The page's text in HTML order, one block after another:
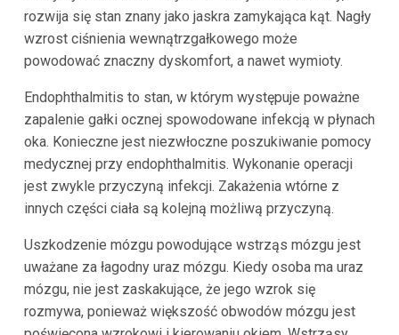
rozwija się stan znany jako jaskra zamykająca kąt. Nagły
wzrost ciśnienia wewnątrzgałkowego może
powodować znaczny dyskomfort, a nawet wymioty.
Endophthalmitis to stan, w którym występuje poważne
zapalenie gałki ocznej spowodowane infekcją w płynach
oka. Konieczne jest niezwłoczne poszukiwanie pomocy
medycznej przy endophthalmitis. Wykonanie operacji
jest zwykle przyczyną infekcji. Zakażenia wtórne z
innych części ciała są kolejną możliwą przyczyną.
Uszkodzenie mózgu powodujące wstrząs mózgu jest
uważane za łagodny uraz mózgu. Kiedy osoba ma uraz
mózgu, nie jest zaskakujące, że jego wzrok się
rozmywa, ponieważ większość obwodów mózgu jest